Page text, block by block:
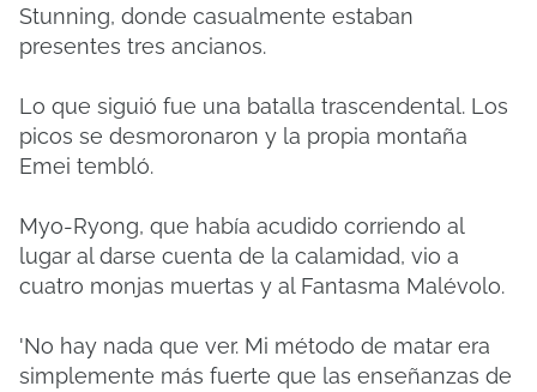
Stunning, donde casualmente estaban
presentes tres ancianos.
Lo que siguió fue una batalla trascendental. Los
picos se desmoronaron y la propia montaña
Emei tembló.
Myo-Ryong, que había acudido corriendo al
lugar al darse cuenta de la calamidad, vio a
cuatro monjas muertas y al Fantasma Malévolo.
'No hay nada que ver. Mi método de matar era
simplemente más fuerte que las enseñanzas de